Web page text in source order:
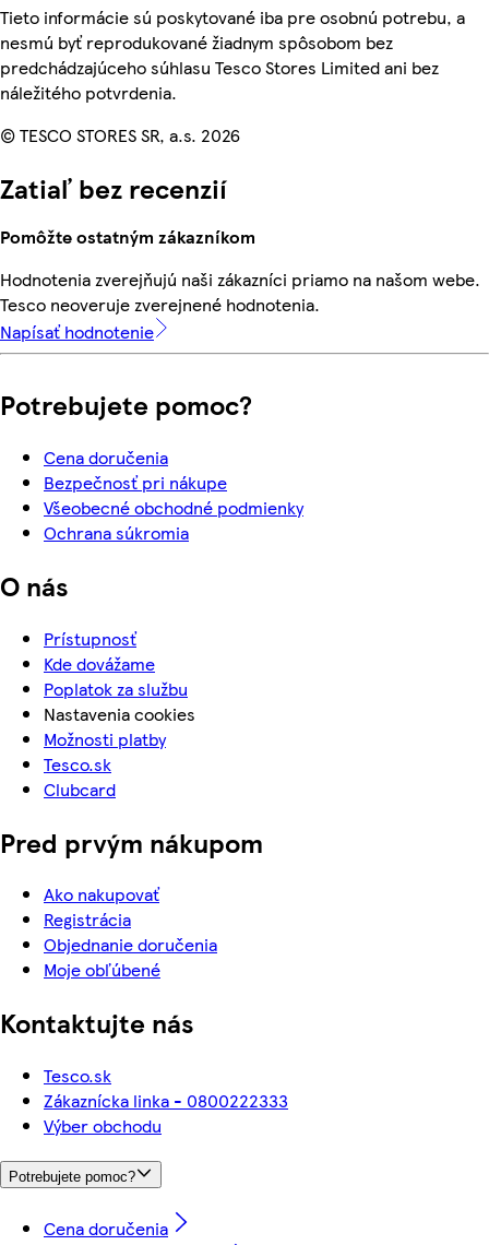
Tieto informácie sú poskytované iba pre osobnú potrebu, a
nesmú byť reprodukované žiadnym spôsobom bez
predchádzajúceho súhlasu Tesco Stores Limited ani bez
náležitého potvrdenia.
© TESCO STORES SR, a.s. 2026
Zatiaľ bez recenzií
Pomôžte ostatným zákazníkom
Hodnotenia zverejňujú naši zákazníci priamo na našom webe.
Tesco neoveruje zverejnené hodnotenia.
Napísať hodnotenie
Potrebujete pomoc?
Cena doručenia
Bezpečnosť pri nákupe
Všeobecné obchodné podmienky
Ochrana súkromia
O nás
Prístupnosť
Kde dovážame
Poplatok za službu
Nastavenia cookies
Možnosti platby
Tesco.sk
Clubcard
Pred prvým nákupom
Ako nakupovať
Registrácia
Objednanie doručenia
Moje obľúbené
Kontaktujte nás
Tesco.sk
Zákaznícka linka - 0800222333
Výber obchodu
Potrebujete pomoc?
Cena doručenia